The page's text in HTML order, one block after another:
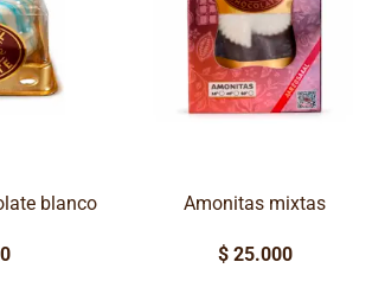
blanco Amonitas mixtas
$25.000